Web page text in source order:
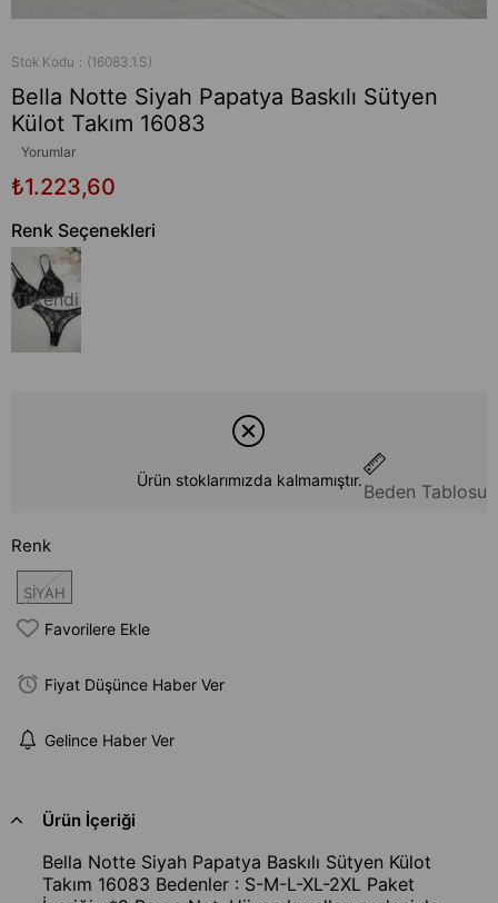
Stok Kodu (16083.1.S)
Bella Notte Siyah Papatya Baskılı Sütyen
Külot Takım 16083
Yorumlar
₺1.223,60
Renk Seçenekleri
Tükendi
Beden Tablosu
Ürün stoklarımızda kalmamıştır.
Renk
SİYAH
Favorilere Ekle
Fiyat Düşünce Haber Ver
Gelince Haber Ver
Ürün İçeriği
Bella Notte Siyah Papatya Baskılı Sütyen Külot
Takım 16083 Bedenler : S-M-L-XL-2XL Paket